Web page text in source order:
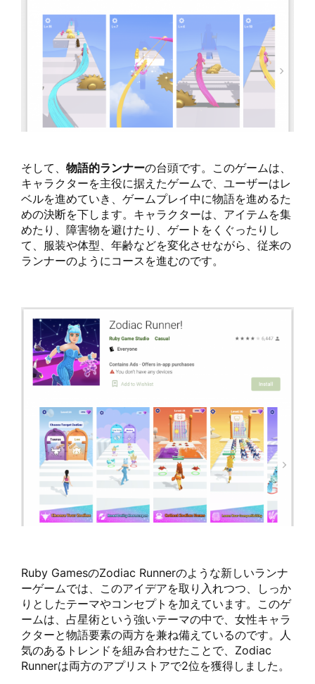
そして、 物語的ランナーの台頭です。このゲームは、
キャラクターを主役に据えたゲームで、ユーザーはレ
ベルを進めていき、ゲームプレイ中に物語を進めるた
めの決断を下します。キャラクターは、アイテムを集
めたり、障害物を避けたり、ゲートをくぐったりし
て、服装や体型、年齢などを変化させながら、従来の
ランナーのようにコースを進むのです。
Ruby GamesのZodiac Runnerのような新しいランナ
ーゲームでは、このアイデアを取り入れつつ、しっか
りとしたテーマやコンセプトを加えています。このゲ
ームは、占星術という強いテーマの中で、女性キャラ
クターと物語要素の両方を兼ね備えているのです。人
気のあるトレンドを組み合わせたことで、Zodiac
Runnerは両方のアプリストアで2位を獲得しました。